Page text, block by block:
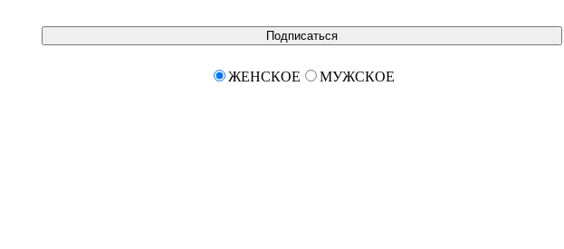
Подписаться
ЖЕНСКОЕ МУЖСКОЕ